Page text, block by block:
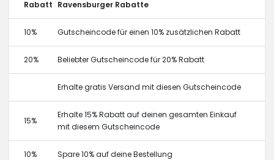
Rabatt Ravensburger Rabatte
10% Gutscheincode für einen 10% zusätzlichen Rabatt
20% Beliebter Gutscheincode für 20% Rabatt
Erhalte gratis Versand mit diesen Gutscheincode
15%
Erhalte 15% Rabatt auf deinen gesamten Einkauf
mit diesem Gutscheincode
10% Spare 10% auf deine Bestellung